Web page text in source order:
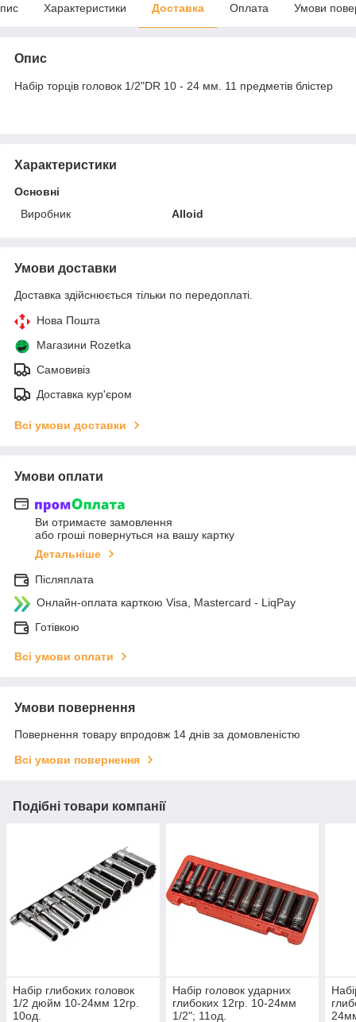
Характеристики Доставка Оплата Умови
Опис
Набір торців головок 1/2"DR 10 - 24 мм. 11 предметів блістер
Характеристики
Основні
Виробник
Alloid
Умови доставки
Доставка здійснюється тільки по передоплаті.
Нова Пошта
Магазини Rozetka
Самовивіз
Доставка кур'єром
Всі умови доставки
Умови оплати
Ви отримаєте замовлення
або гроші повернуться на вашу картку
Детальніше
Післяплата
Онлайн-оплата карткою Visa, Mastercard - LiqPay
Готівкою
Всі умови оплати
Умови повернення
Повернення товару впродовж 14 днів за домовленістю
Всі умови повернення
Подібні товари компанії
Набір глибоких головок
1/2 дюйм 10-24мм 12гр.
10од.
Набір головок ударних
глибоких 12гр. 10-24мм
1/2"; 11од.